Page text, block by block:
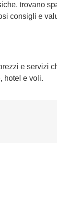
trovano
consigli e
e servizi
hotel e voli.